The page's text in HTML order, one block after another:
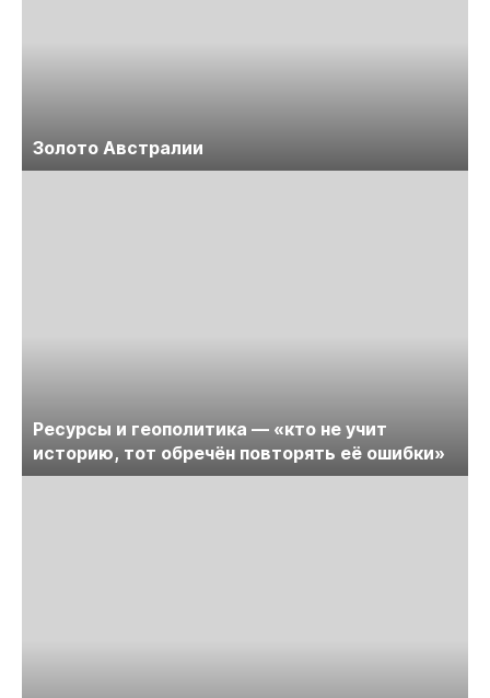
Золото Австралии
Ресурсы и геополитика — «кто не учит
историю, тот обречён повторять её ошибки»